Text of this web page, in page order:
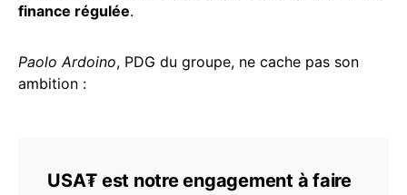
finance régulée.
Paolo Ardoino, PDG du groupe, ne cache pas son
ambition :
USA₮ est notre engagement à faire